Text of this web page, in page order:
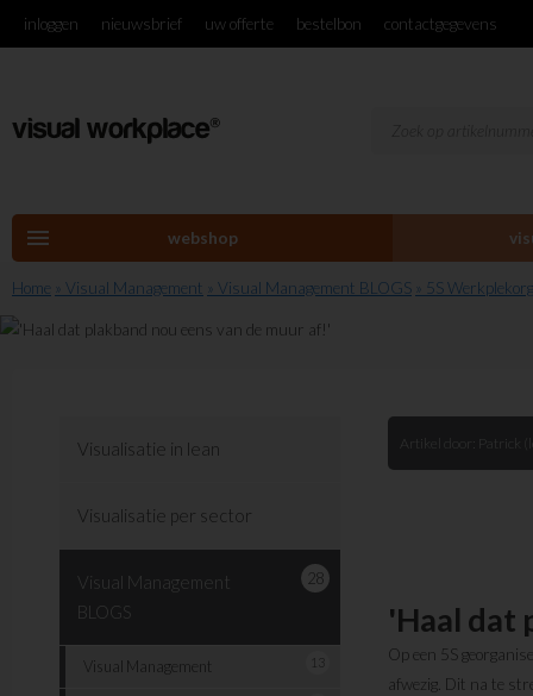
inloggen nieuwsbrief uw offerte bestelbon contactgegevens
menu webshop
Home » Visual Management » Visual Management BLOGS » 5S
Visualisatie in lean
Visualisatie per sector
Visual Management
BLOGS
28
Visual Management 13
Artikel door: Patrick
'Haal dat
Op een 5S
afwezig. Dit na te